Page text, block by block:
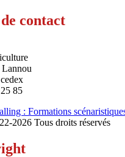
contact
85
: Formations
2026 Tous droits réservés